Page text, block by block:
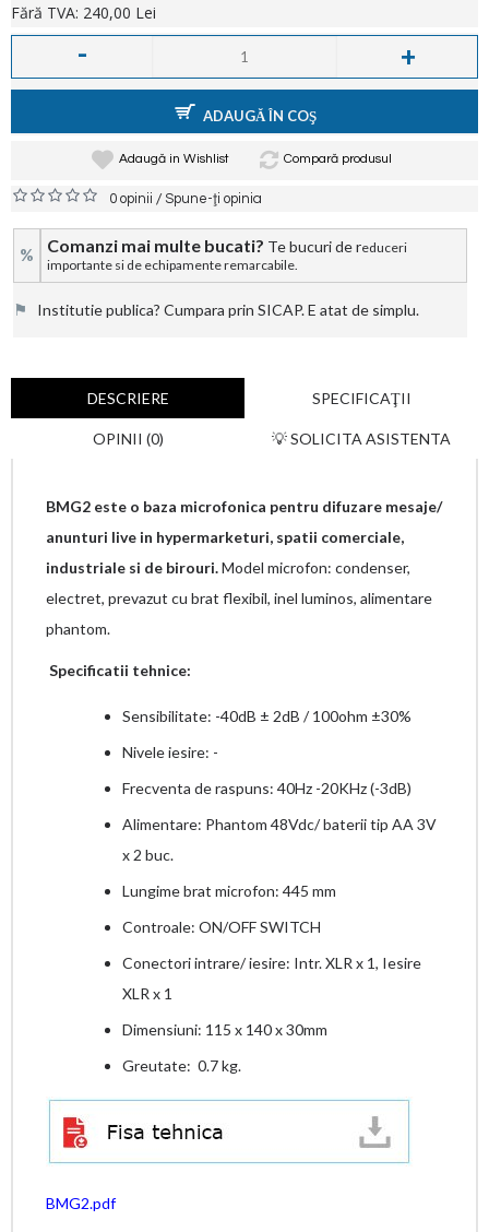
Fără TVA: 240,00 Lei
- +
ADAUGĂ ÎN COŞ
Adaugă in Wishlist Compară produsul
0 opinii /Spune-ţi opinia
% Comanzi mai multe bucati? Te bucuri de reduceri
importante si de echipamente remarcabile.
⚑ Institutie publica? Cumpara prin SICAP. E atat de simplu.
DESCRIERE SPECIFICAŢII
OPINII (0) 💡 SOLICITA ASISTENTA
BMG2 este o baza microfonica pentru difuzare mesaje/
anunturi live in hypermarketuri, spatii comerciale,
industriale si de birouri.Model microfon: condenser,
electret, prevazut cu brat flexibil, inel luminos, alimentare
phantom.
Specificatii tehnice:
Sensibilitate: -40dB ± 2dB / 100ohm ±30%
Nivele iesire: -
Frecventa de raspuns: 40Hz -20KHz (-3dB)
Alimentare: Phantom 48Vdc/ baterii tip AA 3V
x 2 buc.
Lungime brat microfon: 445 mm
Controale: ON/OFF SWITCH
Conectori intrare/ iesire: Intr. XLR x 1, Iesire
XLR x 1
Dimensiuni: 115 x 140 x 30mm
Greutate: 0.7 kg.
BMG2.pdf